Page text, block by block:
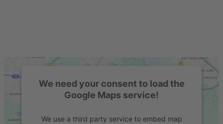
We need your consent to load the
Google Maps service!
We use a third party service to embed map